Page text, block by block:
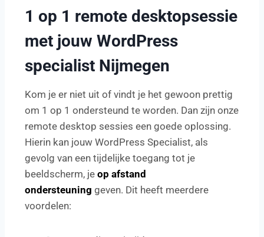
1 op 1 remote desktopsessie
met jouw WordPress
specialist Nijmegen
Kom je er niet uit of vindt je het gewoon prettig
om 1 op 1 ondersteund te worden. Dan zijn onze
remote desktop sessies een goede oplossing.
Hierin kan jouw WordPress Specialist, als
gevolg van een tijdelijke toegang tot je
beeldscherm, je op afstand
ondersteuning geven. Dit heeft meerdere
voordelen: